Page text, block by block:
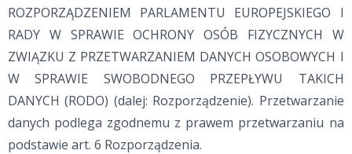
ROZPORZĄDZENIEM PARLAMENTU EUROPEJSKIEGO I
RADY W SPRAWIE OCHRONY OSÓB FIZYCZNYCH W
ZWIĄZKU Z PRZETWARZANIEM DANYCH OSOBOWYCH I
W SPRAWIE SWOBODNEGO PRZEPŁYWU TAKICH
DANYCH (RODO) (dalej: Rozporządzenie). Przetwarzanie
danych podlega zgodnemu z prawem przetwarzaniu na
podstawie art. 6 Rozporządzenia.